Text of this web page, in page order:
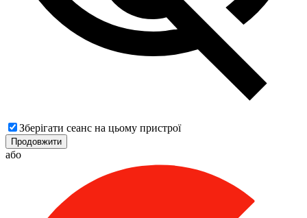
Зберігати сеанс на цьому пристрої
Продовжити
або